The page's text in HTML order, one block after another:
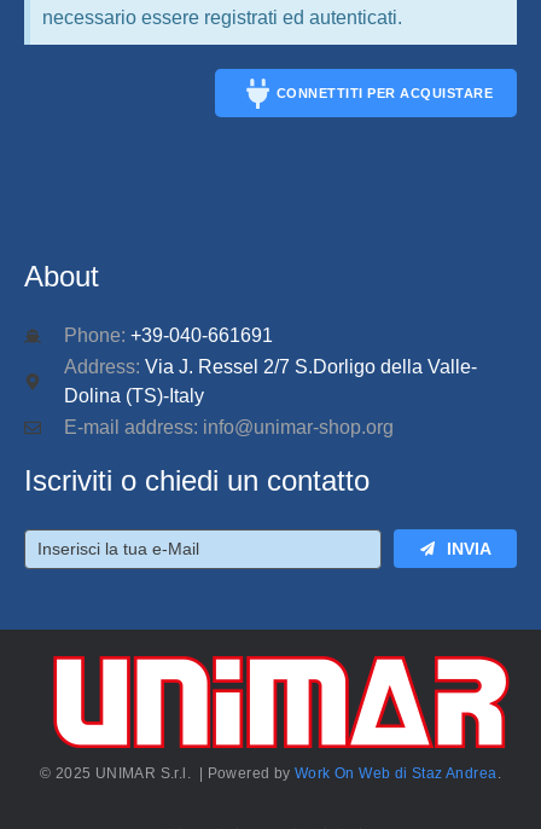
necessario essere registrati ed autenticati.
CONNETTITI PER ACQUISTARE
About
Phone: +39-040-661691
Address: Via J. Ressel 2/7 S.Dorligo della Valle-
Dolina (TS)-Italy
E-mail address: info@unimar-shop.org
Iscriviti o chiedi un contatto
INVIA
© 2025 UNIMAR S.r.l. | Powered byWork On Web di Staz Andrea.